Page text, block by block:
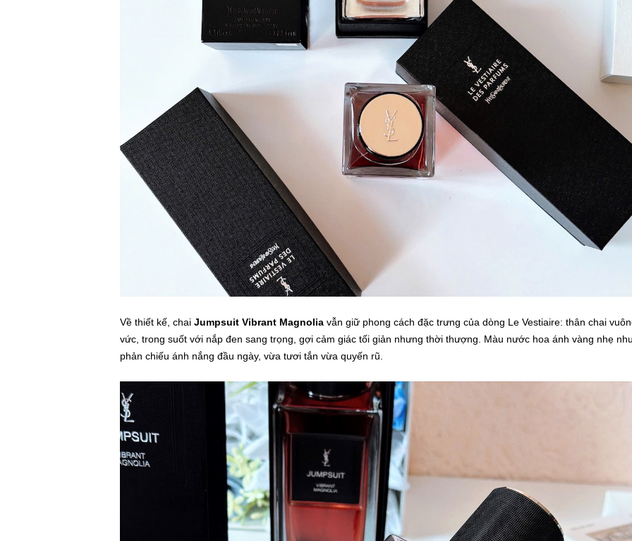
Về thiết kế, chai Jumpsuit Vibrant Magnolia vẫn giữ phong cách đặc trưng của dòng Le Vestiaire: thân chai
vức, trong suốt với nắp đen sang trọng, gợi cảm giác tối giản nhưng thời thượng. Màu nước hoa ánh vàng nhẹ
phản chiếu ánh nắng đầu ngày, vừa tươi tắn vừa quyến rũ.